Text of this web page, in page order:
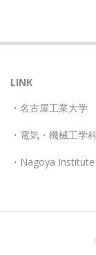
LINK
・名古屋工業大学
・電気・機械工学
・Nagoya